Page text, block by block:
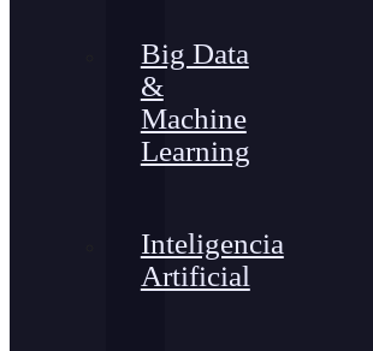
Big Data
&
Machine
Learning
Inteligencia
Artificial